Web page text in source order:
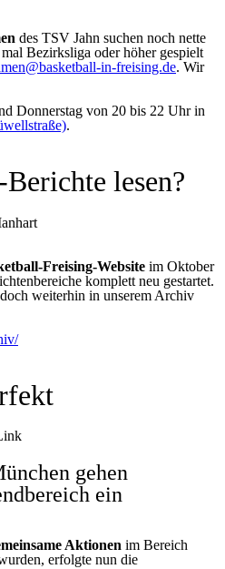
des TSV Jahn suchen noch nette
Bezirksliga oder höher gespielt
in-freising.de. Wir
Donnerstag von 20 bis 22 Uhr in
.
lesen?
Freising-Website im Oktober
komplett neu gestartet.
weiterhin in unserem Archiv
gehen
ein
Aktionen im Bereich
erfolgte nun die